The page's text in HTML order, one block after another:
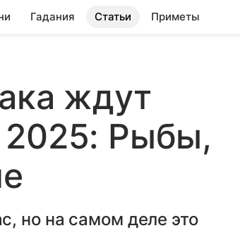
Гадания Статьи Приметы
ждут
2025: Рыбы,
но на самом деле это